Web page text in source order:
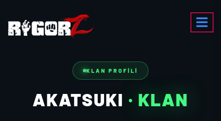
KLAN PROFILI
AKATSUKI · KLAN